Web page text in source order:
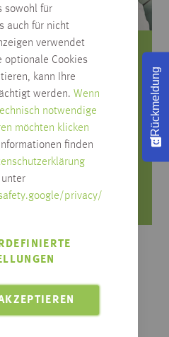
sowohl für
auch für nicht
verwendet
optionale Cookies
kann Ihre
werden. Wenn
notwendige
möchten klicken
finden
privacy/
zum Produkt?
Sie gerne!
18 Uhr
12:30 Uhr
Rückmeldung